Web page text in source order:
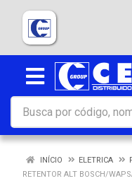
INÍCIO ELETRICA
RETENTOR ALT BOSCH/